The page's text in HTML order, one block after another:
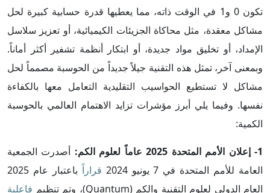
تكون 0 و1 في الوقت ذاته، مما يعطيها قدرة حسابية كبيرة لحل
مشاكل معقدة، مثل محاكاة الجزيئات الكيميائية، أو تعزيز سلاسل
الإمداد، أو تخليق مواد جديدة، أو ابتكار أنظمة تشفير أكثر أماناً.
وبمعنى آخر، تمثل هذه التقنية جيلاً جديداً من الحوسبة مصمماً لحل
مشاكل لا تستطيع الحواسيب التقليدية التعامل معها بالكفاءة
نفسها. وفيما يلي أبرز مؤشرات تزايد الاهتمام العالمي بالحوسبة
الكمية:
1- إعلان الأمم المتحدة 2025 عاماً لعلوم الكم:
أصدرت الجمعية
العامة للأمم المتحدة في 7 يونيو 2024
قراراً
باعتبار عام 2025
العام الدولي لعلوم التقنية والكم (Quantum)، وتم تنظيم
فاعلية